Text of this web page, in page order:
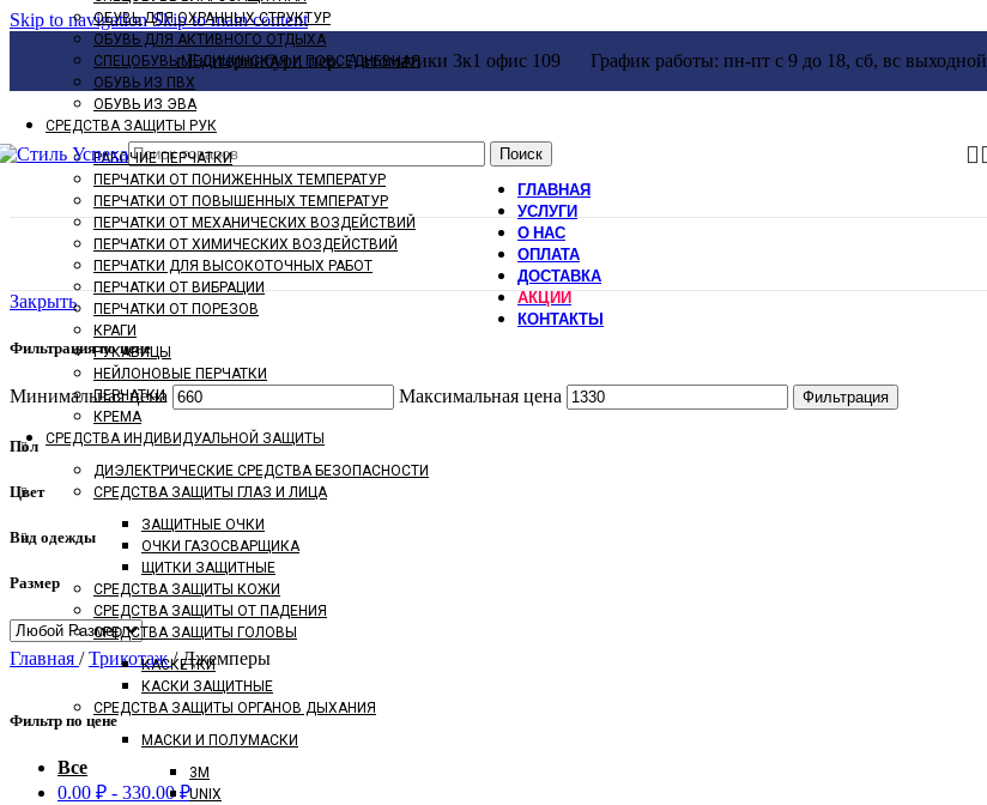
Skip to navigationSkip to main content
г.Екатеринбург, пер. Автоматики 3к1 офис 109
График работы: пн-пт с 9 до 18, сб, вс выходной
Поиск
ОБУВЬ ДЛЯ ОХРАННЫХ СТРУКТУР
ОБУВЬ ДЛЯ АКТИВНОГО ОТДЫХА
СПЕЦОБУВЬ МЕДИЦИНСКАЯ И ПОВСЕДНЕВНАЯ
ОБУВЬ ИЗ ПВХ
ОБУВЬ ИЗ ЭВА
СРЕДСТВА ЗАЩИТЫ РУК
РАБОЧИЕ ПЕРЧАТКИ
ПЕРЧАТКИ ОТ ПОНИЖЕННЫХ ТЕМПЕРАТУР
ПЕРЧАТКИ ОТ ПОВЫШЕННЫХ ТЕМПЕРАТУР
ПЕРЧАТКИ ОТ МЕХАНИЧЕСКИХ ВОЗДЕЙСТВИЙ
ПЕРЧАТКИ ОТ ХИМИЧЕСКИХ ВОЗДЕЙСТВИЙ
ПЕРЧАТКИ ДЛЯ ВЫСОКОТОЧНЫХ РАБОТ
ПЕРЧАТКИ ОТ ВИБРАЦИИ
ПЕРЧАТКИ ОТ ПОРЕЗОВ
КРАГИ
РУКАВИЦЫ
НЕЙЛОНОВЫЕ ПЕРЧАТКИ
ПЕРЧАТКИ
КРЕМА
СРЕДСТВА ИНДИВИДУАЛЬНОЙ ЗАЩИТЫ
ДИЭЛЕКТРИЧЕСКИЕ СРЕДСТВА БЕЗОПАСНОСТИ
СРЕДСТВА ЗАЩИТЫ ГЛАЗ И ЛИЦА
ЗАЩИТНЫЕ ОЧКИ
ОЧКИ ГАЗОСВАРЩИКА
ЩИТКИ ЗАЩИТНЫЕ
СРЕДСТВА ЗАЩИТЫ КОЖИ
СРЕДСТВА ЗАЩИТЫ ОТ ПАДЕНИЯ
СРЕДСТВА ЗАЩИТЫ ГОЛОВЫ
КАСКЕТКИ
КАСКИ ЗАЩИТНЫЕ
СРЕДСТВА ЗАЩИТЫ ОРГАНОВ ДЫХАНИЯ
МАСКИ И ПОЛУМАСКИ
3M
UNIX
ГЛАВНАЯ
УСЛУГИ
О НАС
ОПЛАТА
ДОСТАВКА
АКЦИИ
КОНТАКТЫ
Закрыть
Фильтрация по цене
Минимальная цена Максимальная цена Фильтрация
Пол
Цвет
Вид одежды
Размер
Главная / Трикотаж/ Джемперы
Фильтр по цене
Все
0.00 ₽ - 330.00₽